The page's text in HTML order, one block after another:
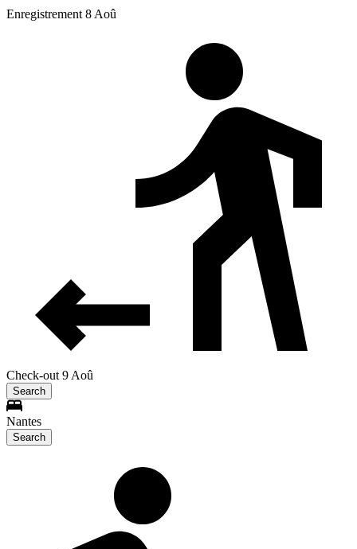
Enregistrement 8 Aoû
Check-out 9 Aoû
Search
Nantes
Search